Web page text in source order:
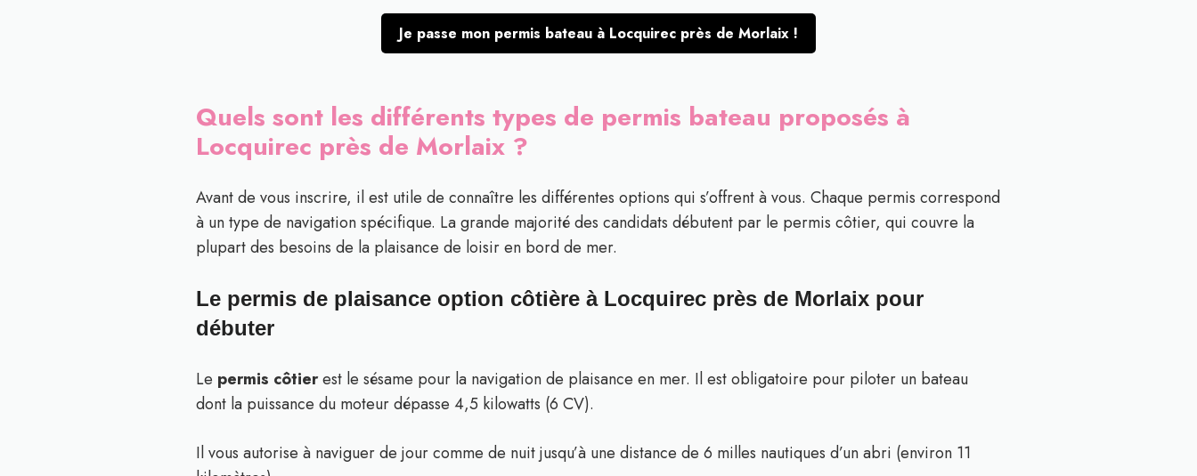
Je passe mon permis bateau à Locquirec près de Morlaix !
Quels sont les différents types de permis bateau proposés à
Locquirec près de Morlaix ?
Avant de vous inscrire, il est utile de connaître les différentes options qui s’offrent à vous. Chaque permis correspond
à un type de navigation spécifique. La grande majorité des candidats débutent par le permis côtier, qui couvre la
plupart des besoins de la plaisance de loisir en bord de mer.
Le permis de plaisance option côtière à Locquirec près de Morlaix pour
débuter
Le permis côtierest le sésame pour la navigation de plaisance en mer. Il est obligatoire pour piloter un bateau
dont la puissance du moteur dépasse 4,5 kilowatts (6 CV).
Il vous autorise à naviguer de jour comme de nuit jusqu’à une distance de 6 milles nautiques d’un abri (environ 11